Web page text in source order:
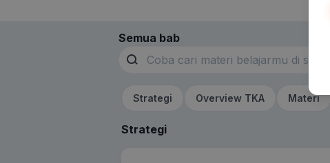
Semua bab
Strategi Overview TKA Materi
Strategi